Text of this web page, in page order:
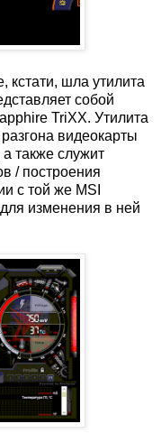
кстати, шла утилита
собой
TriXX. Утилита
видеокарты
также служит
/ построения
с той же MSI
изменения в ней